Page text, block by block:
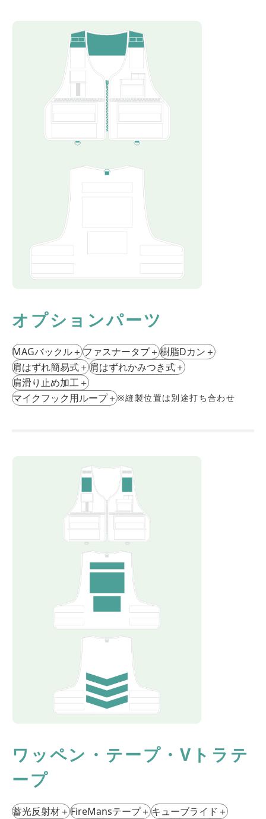
オプションパーツ
MAGバックル＋ファスナータブ＋樹脂Dカン ＋
肩はずれ簡易式＋肩はずれかみつき式＋
肩滑り⽌め加⼯＋
マイクフック用ループ＋※縫製位置は別途打ち合わせ
ワッペン・テープ・Vトラテ
ープ
蓄光反射材＋FireMansテープ＋キューブライド ＋